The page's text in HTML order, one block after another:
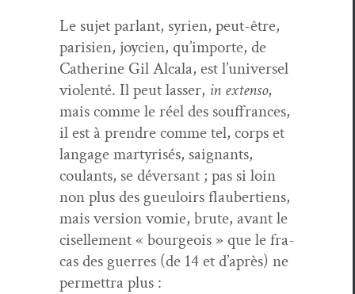
Le sujet par­lant, syrien, peut-être,
parisien, joy­cien, qu’importe, de
Cather­ine Gil Alcala, est l’universel
vio­len­té. Il peut lass­er, in exten­so,
mais comme le réel des souf­frances,
il est à pren­dre comme tel, corps et
lan­gage mar­tyrisés, saig­nants,
coulants, se déver­sant ; pas si loin
non plus des gueu­loirs flauber­tiens,
mais ver­sion vom­ie, brute, avant le
ciselle­ment « bour­geois » que le fra­
cas des guer­res (de 14 et d’après) ne
per­me­t­tra plus :